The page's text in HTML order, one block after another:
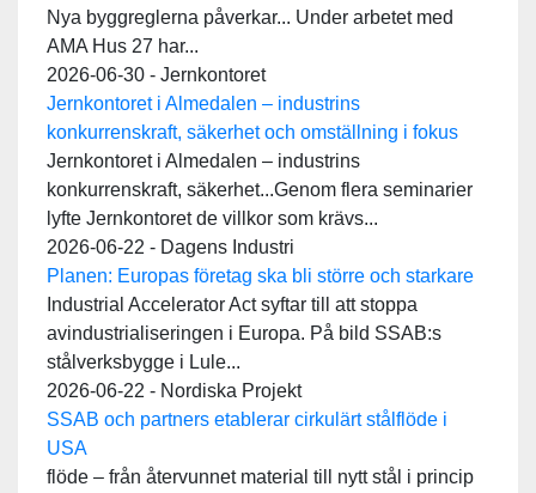
Nya byggreglerna påverkar... Under arbetet med
AMA Hus 27 har...
2026-06-30 - Jernkontoret
Jernkontoret i Almedalen – industrins
konkurrenskraft, säkerhet och omställning i fokus
Jernkontoret i Almedalen – industrins
konkurrenskraft, säkerhet...Genom flera seminarier
lyfte Jernkontoret de villkor som krävs...
2026-06-22 - Dagens Industri
Planen: Europas företag ska bli större och starkare
Industrial Accelerator Act syftar till att stoppa
avindustrialiseringen i Europa. På bild SSAB:s
stålverksbygge i Lule...
2026-06-22 - Nordiska Projekt
SSAB och partners etablerar cirkulärt stålflöde i
USA
flöde – från återvunnet material till nytt stål i princip